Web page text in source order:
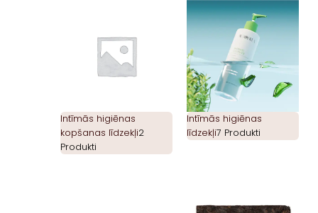
Intīmās higiēnas
kopšanas līdzekļi2
Produkti
Intīmās higiēnas
līdzekļi7 Produkti